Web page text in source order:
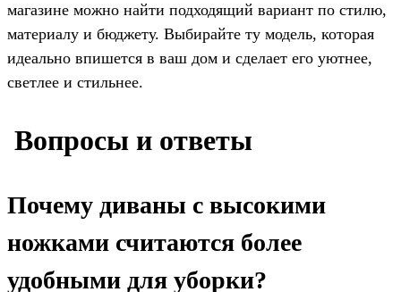
магазине можно найти подходящий вариант по стилю,
материалу и бюджету. Выбирайте ту модель, которая
идеально впишется в ваш дом и сделает его уютнее,
светлее и стильнее.
️ Вопросы и ответы
Почему диваны с высокими
ножками считаются более
удобными для уборки?